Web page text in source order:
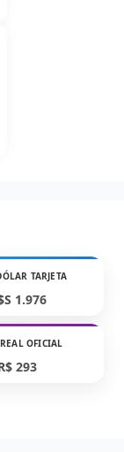
TARJETA
1.976
REAL OFICIAL
293